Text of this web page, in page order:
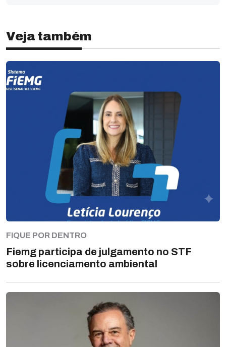
Veja também
FIQUE POR DENTRO
Fiemg participa de julgamento no STF
sobre licenciamento ambiental